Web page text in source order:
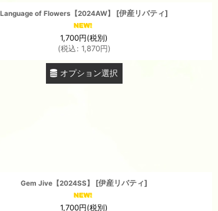
Language of Flowers【2024AW】 [伊産リバティ]
1,700円(税別)
(税込: 1,870円)
オプション選択
Gem Jive【2024SS】 [伊産リバティ]
1,700円(税別)